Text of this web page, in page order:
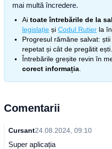
mai multă încredere.
Ai toate întrebările de la
legislație și Codul Rutier la
Progresul rămâne salvat:
repetat și cât de pregătit ești.
Întrebările greșite revin în
corect informația
Comentarii
Cursant24.08.2024, 09:10
Super aplicația